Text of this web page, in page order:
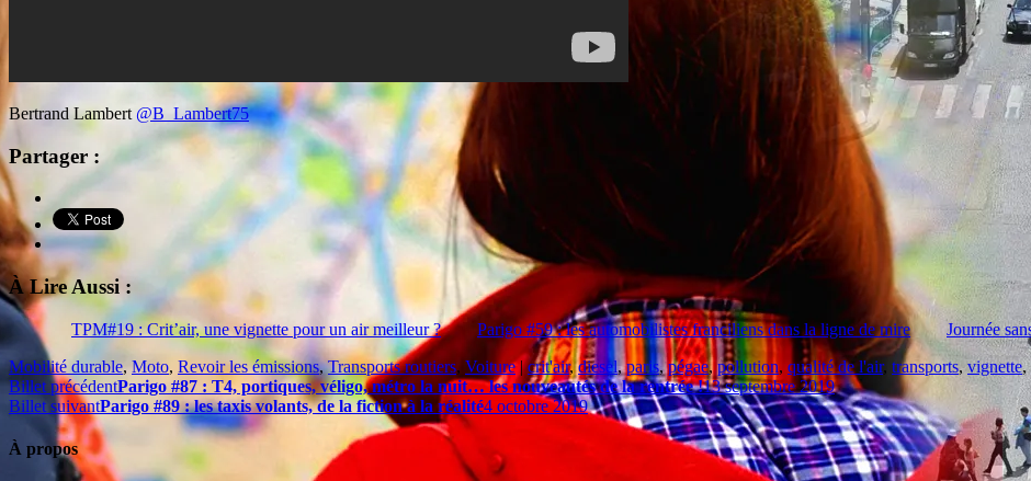
Bertrand Lambert @B_Lambert75
Partager :
À Lire Aussi :
TPM#19 : Crit’air, une vignette pour un air meilleur ? Parigo #59 : les automobilistes franciliens dans la ligne de mire
Journée
Mobilité durable, Moto, Revoir les émissions,Transports routiers, Voiture|crit'air,diesel,paris,pégae, pollution, qualité de l'air, transports,vignette,
Billet précédentParigo #87 : T4, portiques, véligo, métro la nuit… les nouveautés de la rentrée !13 septembre 2019
Billet suivantParigo #89 : les taxis volants, de la fiction à la réalité4 octobre 2019
À propos